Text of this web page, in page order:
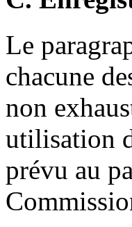
Le
chacune
non
utilisation
prévu au